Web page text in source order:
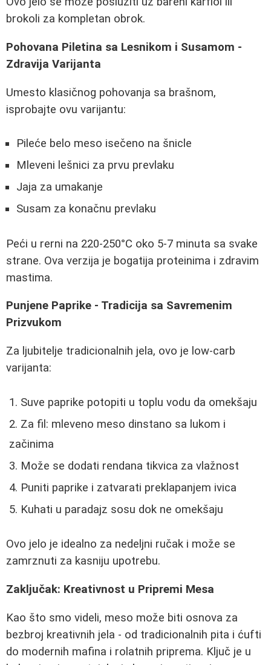
brokoli za kompletan obrok.
Pohovana Piletina sa Lesnikom i Susamom -
Zdravija Varijanta
Umesto klasičnog pohovanja sa brašnom,
isprobajte ovu varijantu:
Pileće belo meso isečeno na šnicle
Mleveni lešnici za prvu prevlaku
Jaja za umakanje
Susam za konačnu prevlaku
Peći u rerni na 220-250°C oko 5-7 minuta sa svake
strane. Ova verzija je bogatija proteinima i zdravim
mastima.
Punjene Paprike - Tradicija sa Savremenim
Prizvukom
Za ljubitelje tradicionalnih jela, ovo je low-carb
varijanta:
Suve paprike potopiti u toplu vodu da omekšaju
Za fil: mleveno meso dinstano sa lukom i
začinima
Može se dodati rendana tikvica za vlažnost
Puniti paprike i zatvarati preklapanjem ivica
Kuhati u paradajz sosu dok ne omekšaju
Ovo jelo je idealno za nedeljni ručak i može se
zamrznuti za kasniju upotrebu.
Zaključak: Kreativnost u Pripremi Mesa
Kao što smo videli, meso može biti osnova za
bezbroj kreativnih jela - od tradicionalnih pita i ćufti
do modernih mafina i rolatnih priprema. Ključ je u